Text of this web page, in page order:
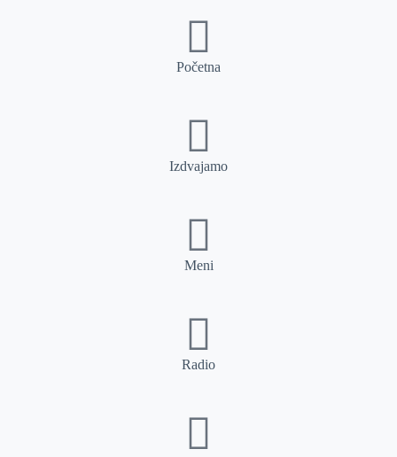
Početna
Izdvajamo
Meni
Radio